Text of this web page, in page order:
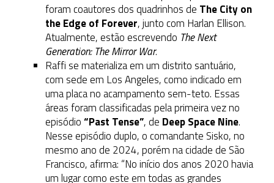
foram coautores dos quadrinhos de The City on
the Edge of Forever, junto com Harlan Ellison.
Atualmente, estão escrevendo The Next
Generation: The Mirror War.
Raffi se materializa em um distrito santuário,
com sede em Los Angeles, como indicado em
uma placa no acampamento sem-teto. Essas
áreas foram classificadas pela primeira vez no
episódio“Past Tense”, de Deep Space Nine.
Nesse episódio duplo, o comandante Sisko, no
mesmo ano de 2024, porém na cidade de São
Francisco, afirma: “No início dos anos 2020 havia
um lugar como este em todas as grandes